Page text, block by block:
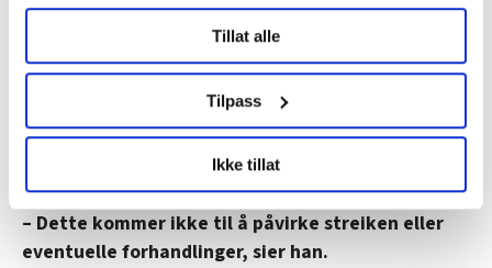
Undermer infokan du lese om hvordan dine personlige
data behandles og hvordan du kan velge hvordan de skal
brukes. Du kan hele tiden endre eller trekke tilbake ditt
samtykke fra erklæringen om informasjonskapsler.
LO Medias publikasjoner frifagbevegelse.no, hk-nytt.no
og fontene.no bruker informasjonskapsler (cookies) for å
lære hvordan våre nettsider blir brukt slik at vi tilby
relevant innhold, tilpassede annonser og utarbeide
statistikk.
Tillat alle
Tilpass
Ikke tillat
Forbundet har kontaktet det franske forbundet CFDT
for å finne ut mer om avtalene, opplysningene fra
German Bender stemmer, sier Petersson.
Men det svenske forbundet ser ikke på dette som noe
gjennombrudd. Petersson tror ikke avtalene vil få
betydning for streiken i Sverige.
– Dette kommer ikke til å påvirke streiken eller
eventuelle forhandlinger, sier han.